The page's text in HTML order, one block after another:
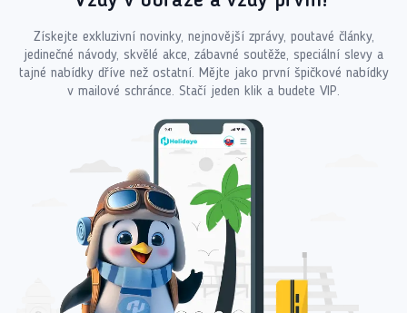
Získejte exkluzivní novinky, nejnovější zprávy, poutavé články,
jedinečné návody, skvělé akce, zábavné soutěže, speciální slevy a
tajné nabídky dříve než ostatní. Mějte jako první špičkové nabídky
v mailové schránce. Stačí jeden klik a budete VIP.